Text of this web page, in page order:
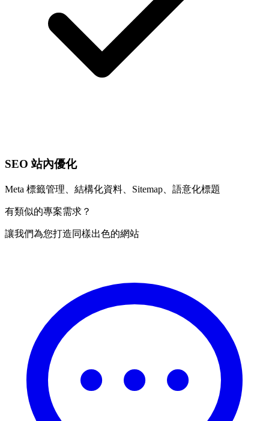
SEO 站內優化
Meta 標籤管理、結構化資料、Sitemap、語意化標題
有類似的專案需求？
讓我們為您打造同樣出色的網站